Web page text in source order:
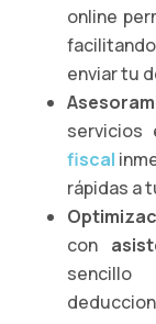
online
enviar tu
servicios
fiscal
rápidas a
con